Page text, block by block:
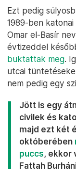
Ezt pedig
1989-ben
Omar el-Basír
évtizeddel
buktattak meg.
utcai
nem pedig egy
Jött is egy
civilek és
majd ezt két
októberében
puccs, ekkor
Fattah